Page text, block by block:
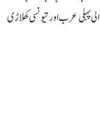
پہلی عرب اور تیونسی کھلاڑی